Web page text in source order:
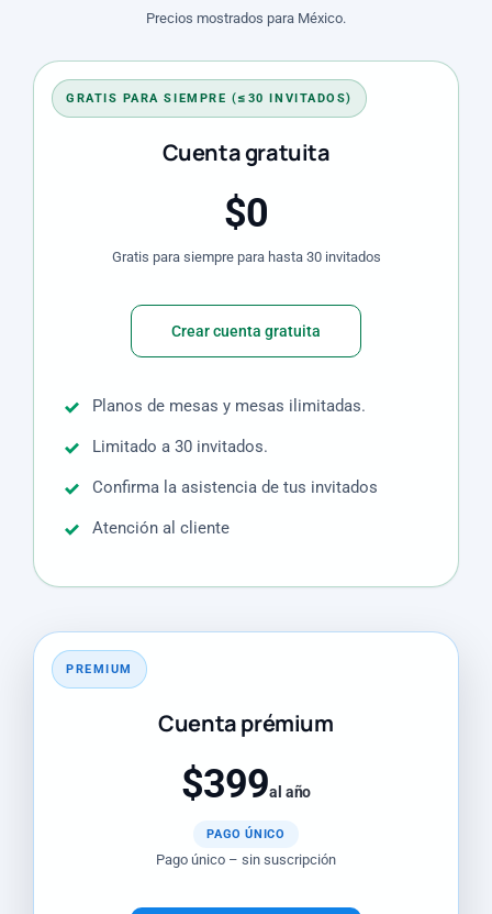
Precios mostrados para México.
GRATIS PARA SIEMPRE (≤30 INVITADOS)
Cuenta gratuita
$0
Gratis para siempre para hasta 30 invitados
Crear cuenta gratuita
Planos de mesas y mesas ilimitadas.
Limitado a 30 invitados.
Confirma la asistencia de tus invitados
Atención al cliente
PREMIUM
Cuenta prémium
$399al año
PAGO ÚNICO
Pago único – sin suscripción